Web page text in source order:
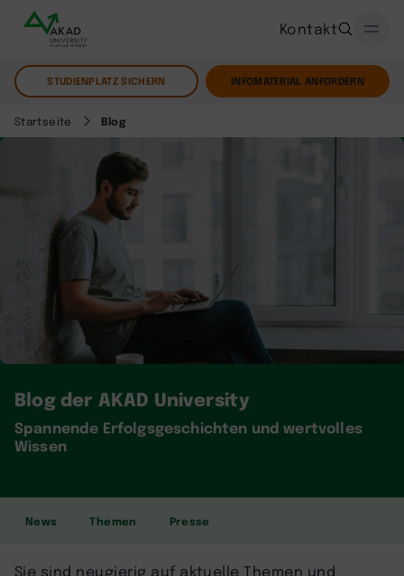
Kontakt
STUDIENPLATZ SICHERN INFOMATERIAL ANFORDERN
Startseite Blog
Blog der AKAD University
Spannende Erfolgsgeschichten und wertvolles
Wissen
News Themen Presse
Sie sind neugierig auf aktuelle Themen und